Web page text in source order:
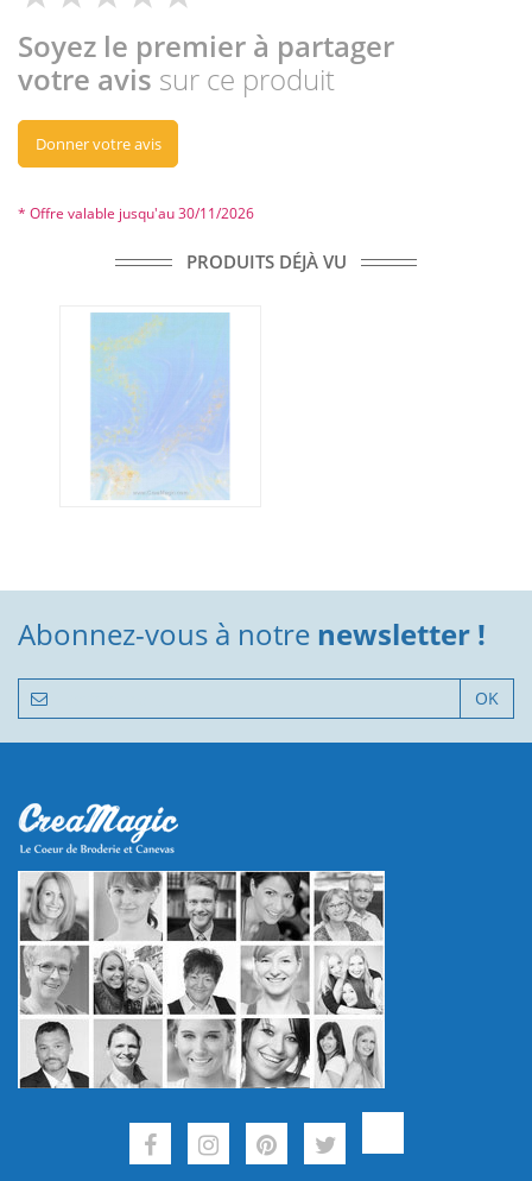
Soyez le premier à partager
votre avis sur ce produit
Donner votre avis
* Offre valable jusqu'au 30/11/2026
PRODUITS DÉJÀ VU
Abonnez-vous à notre newsletter !
OK